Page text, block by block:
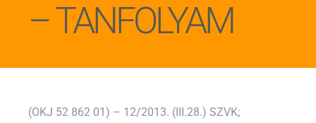
– TANFOLYAM
(OKJ 52 862 01) – 12/2013. (III.28.) SZVK;